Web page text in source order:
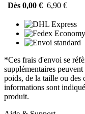
Dès 0,00 € 6,90 €
*Ces frais d'envoi se
supplémentaires
poids, de la taille ou des
informations sont
produit.